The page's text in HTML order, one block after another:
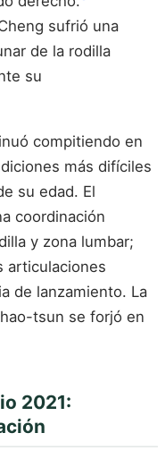
sufrió una
de la rodilla
su
compitiendo en
más difíciles
su edad. El
coordinación
y zona lumbar;
articulaciones
de lanzamiento. La
tsun se forjó en
2021: